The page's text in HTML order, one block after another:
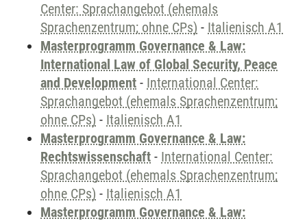
Center: Sprachangebot (ehemals
Sprachenzentrum; ohne CPs) - Italienisch A1
Masterprogramm Governance & Law:
International Law of Global Security, Peace
and Development - International Center:
Sprachangebot (ehemals Sprachenzentrum;
ohne CPs) - Italienisch A1
Masterprogramm Governance & Law:
Rechtswissenschaft - International Center:
Sprachangebot (ehemals Sprachenzentrum;
ohne CPs) - Italienisch A1
Masterprogramm Governance & Law: